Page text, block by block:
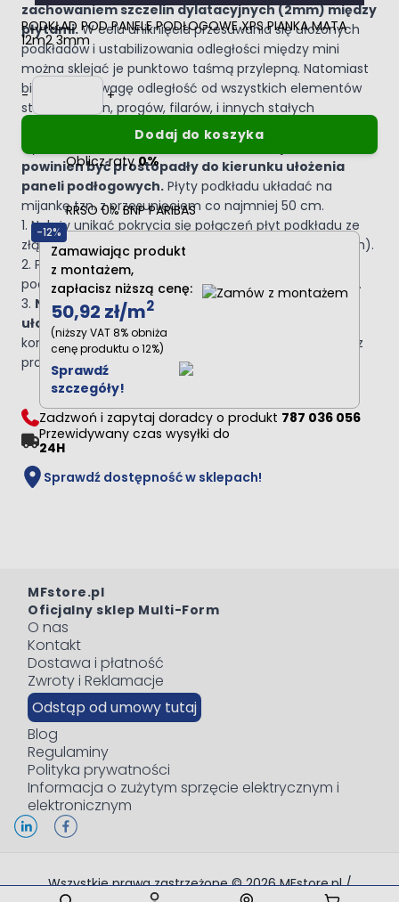
zachowaniem szczelin dylatacyjnych (2mm) między
płytami.W celu uniknięcia przesuwania się ułożonych
podkładów i ustabilizowania odległości między mini
można sklejać je punktowo taśmą przylepną. Natomiast
biorąc pod uwagę odległość od wszystkich elementów
stałych (ścian, progów, filarów, i innych stałych
konstrukcji) szerokość szczelin dylatacyjnych winna
wynosić do 10 mm.
Kierunek układania podkładu
powinien być prostopadły do kierunku ułożenia
paneli podłogowych. Płyty podkładu układać na
mijankę tzn. z przesunięciem co najmniej 50 cm.
1. Należy unikać pokrycia się połączeń płyt podkładu ze
złączami elementów nawierzchni (paneli podłogowych).
2. Płytę uszkodzoną, czy to upadającym elementem
podłogowym czy ostrym narzędziem należy wymienić.
3. Należy unikać chodzenia po podkładach bez
ułożonej na nich podłodze
konieczność to w obuwiu o podeszwie elastycznej i bez
protektora.
PODKŁAD POD PANELE PODŁOGOWE XPS PIANKA MATA
12m2 3mm
-
Ilość
+
Dodaj do koszyka
Oblicz raty0%
RRSO 0% BNP PARIBAS
-12%
Zamawiając produkt
z montażem,
zapłacisz niższą cenę:
50,92 zł/m2
(niższy VAT 8% obniża
cenę produktu o 12%)
Sprawdź
szczegóły!
Zadzwoń i zapytaj doradcy o produkt 787 036 056
Przewidywany czas wysyłki do
24H
Sprawdź dostępność w sklepach!
MFstore.pl
Oficjalny sklep Multi-Form
O nas
Kontakt
Dostawa i płatność
Zwroty i Reklamacje
Odstąp od umowy tutaj
Blog
Regulaminy
Polityka prywatności
Informacja o zużytym sprzęcie elektrycznym i
elektronicznym
Wszystkie prawa zastrzeżone © 2026 MFstore.pl /